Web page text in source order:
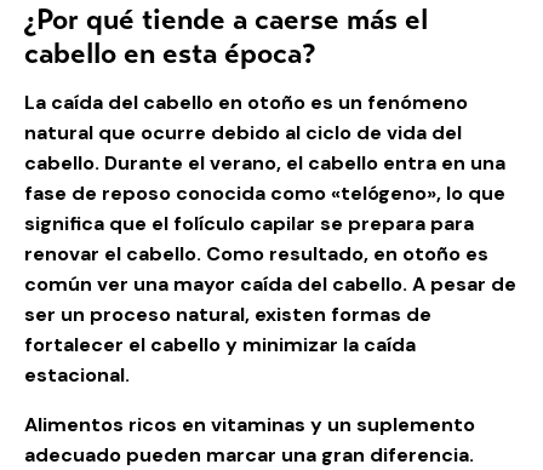
¿Por qué tiende a caerse más el
cabello en esta época?
La caída del cabello en otoño es un fenómeno
natural que ocurre debido al ciclo de vida del
cabello. Durante el verano, el cabello entra en una
fase de reposo conocida como «telógeno», lo que
significa que el folículo capilar se prepara para
renovar el cabello. Como resultado, en otoño es
común ver una mayor caída del cabello. A pesar de
ser un proceso natural, existen formas de
fortalecer el cabello y minimizar la caída
estacional.
Alimentos ricos en vitaminas y un suplemento
adecuado pueden marcar una gran diferencia.